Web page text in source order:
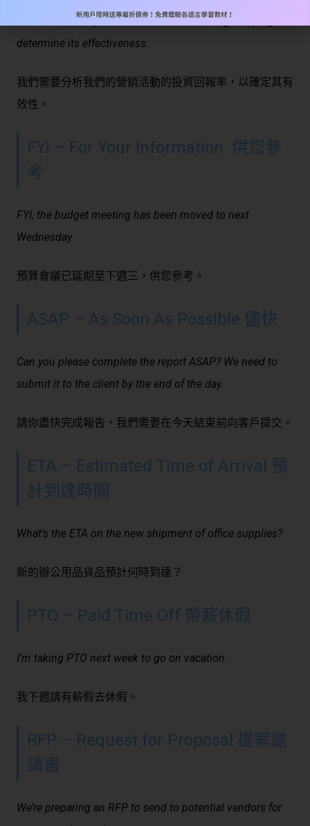
We need to analyze the ROI of our marketing campaign to
determine its effectiveness.
我們需要分析我們的營銷活動的投資回報率，以確定其有
效性。
FYI – For Your Information 供您參
考
FYI, the budget meeting has been moved to next
Wednesday.
預算會議已延期至下週三，供您參考。
ASAP – As Soon As Possible 儘快
Can you please complete the report ASAP? We need to
submit it to the client by the end of the day.
請你盡快完成報告，我們需要在今天結束前向客戶提交。
ETA – Estimated Time of Arrival 預
計到達時間
What’s the ETA on the new shipment of office supplies?
新的辦公用品貨品預計何時到達？
PTO – Paid Time Off 帶薪休假
I’m taking PTO next week to go on vacation.
我下週請有薪假去休假。
RFP – Request for Proposal 提案邀
請書
We’re preparing an RFP to send to potential vendors for